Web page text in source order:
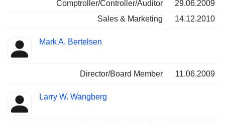
Comptroller/Controller/Auditor
29.06.2009
Sales & Marketing
14.12.2010
Mark A. Bertelsen
Director/Board Member 11.06.2009
Larry W. Wangberg